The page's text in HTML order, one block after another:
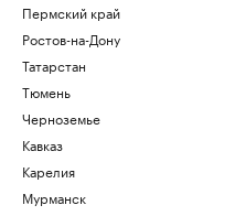
Пермский край
Ростов-на-Дону
Татарстан
Тюмень
Черноземье
Кавказ
Карелия
Мурманск